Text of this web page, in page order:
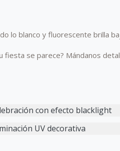
lo blanco y fluorescente brilla
fiesta se parece? Mándanos